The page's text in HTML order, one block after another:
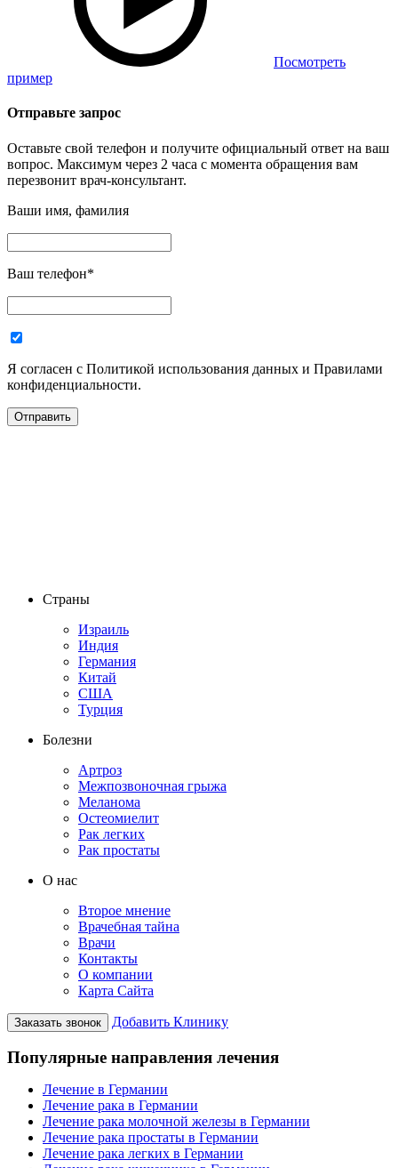
Посмотреть
пример
Отправьте запрос
Оставьте свой телефон и получите официальный ответ на ваш
вопрос. Максимум через 2 часа с момента обращения вам
перезвонит врач-консультант.
Ваши имя, фамилия
Ваш телефон*
Я согласен с Политикой использования данных и Правилами
конфиденциальности.
Страны
Израиль
Индия
Германия
Китай
США
Турция
Болезни
Артроз
Межпозвоночная грыжа
Меланома
Остеомиелит
Рак легких
Рак простаты
О нас
Второе мнение
Врачебная тайна
Врачи
Контакты
О компании
Карта Сайта
Заказать звонок Добавить Клинику
Популярные направления лечения
Лечение в Германии
Лечение рака в Германии
Лечение рака молочной железы в Германии
Лечение рака простаты в Германии
Лечение рака легких в Германии